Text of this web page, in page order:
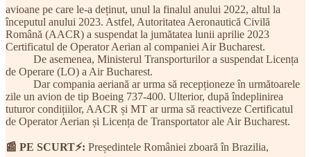
avioane pe care le-a deținut, unul la finalul anului 2022, altul la
începutul anului 2023. Astfel, Autoritatea Aeronautică Civilă
Română (AACR) a suspendat la jumătatea lunii aprilie 2023
Certificatul de Operator Aerian al companiei Air Bucharest.
De asemenea, Ministerul Transporturilor a suspendat Licența
de Operare (LO) a Air Bucharest.
Dar compania aeriană ar urma să recepționeze în următoarele
zile un avion de tip Boeing 737-400. Ulterior, după îndeplinirea
tuturor condițiilor, AACR și MT ar urma să reactiveze Certificatul
de Operator Aerian și Licența de Transportator ale Air Bucharest.
📰 PE SCURT⚡: Președintele României zboară în Brazilia,